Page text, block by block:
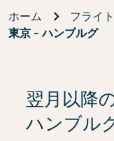
ホーム フライト
東京 - ハンブルグ
翌月以降
ハンブル
検索結果がない